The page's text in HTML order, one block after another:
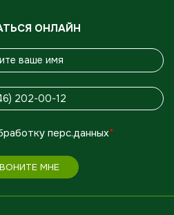
ОНЛАЙН
перс.данных*
МНЕ